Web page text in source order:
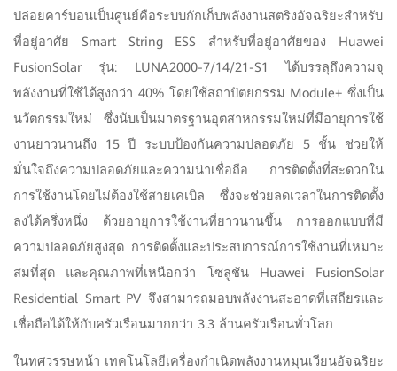
ปล่อยคาร์บอนเป็นศูนย์คือระบบกักเก็บพลังงานสตริงอัจฉริยะสำหรับ
ที่อยู่อาศัย Smart String ESS สำหรับที่อยู่อาศัยของ Huawei
FusionSolar รุ่น: LUNA2000-7/14/21-S1 ได้บรรลุถึงความจุ
พลังงานที่ใช้ได้สูงกว่า 40% โดยใช้สถาปัตยกรรม Module+ ซึ่งเป็น
นวัตกรรมใหม่ ซึ่งนับเป็นมาตรฐานอุตสาหกรรมใหม่ที่มีอายุการใช้
งานยาวนานถึง 15 ปี ระบบป้องกันความปลอดภัย 5 ชั้น ช่วยให้
มั่นใจถึงความปลอดภัยและความน่าเชื่อถือ การติดตั้งที่สะดวกใน
การใช้งานโดยไม่ต้องใช้สายเคเบิล ซึ่งจะช่วยลดเวลาในการติดตั้ง
ลงได้ครึ่งหนึ่ง ด้วยอายุการใช้งานที่ยาวนานขึ้น การออกแบบที่มี
ความปลอดภัยสูงสุด การติดตั้งและประสบการณ์การใช้งานที่เหมาะ
สมที่สุด และคุณภาพที่เหนือกว่า โซลูชัน Huawei FusionSolar
Residential Smart PV จึงสามารถมอบพลังงานสะอาดที่เสถียรและ
เชื่อถือได้ให้กับครัวเรือนมากกว่า 3.3 ล้านครัวเรือนทั่วโลก
ในทศวรรษหน้า เทคโนโลยีเครื่องกำเนิดพลังงานหมุนเวียนอัจฉริยะ